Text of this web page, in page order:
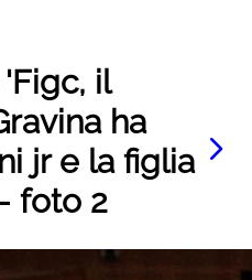
il
ha
jr e la figlia
foto 2